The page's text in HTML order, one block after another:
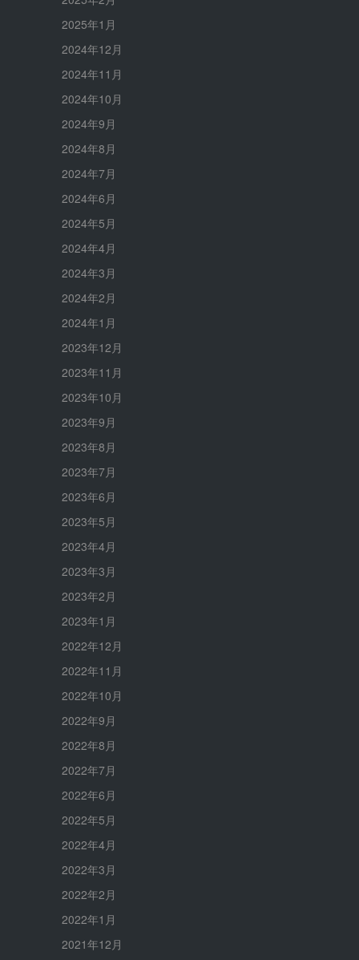
2025年1月
2024年12月
2024年11月
2024年10月
2024年9月
2024年8月
2024年7月
2024年6月
2024年5月
2024年4月
2024年3月
2024年2月
2024年1月
2023年12月
2023年11月
2023年10月
2023年9月
2023年8月
2023年7月
2023年6月
2023年5月
2023年4月
2023年3月
2023年2月
2023年1月
2022年12月
2022年11月
2022年10月
2022年9月
2022年8月
2022年7月
2022年6月
2022年5月
2022年4月
2022年3月
2022年2月
2022年1月
2021年12月